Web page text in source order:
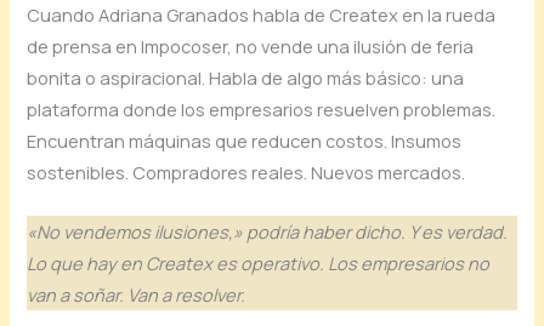
Cuando Adriana Granados habla de Createx en la rueda
de prensa en Impocoser, no vende una ilusión de feria
bonita o aspiracional. Habla de algo más básico: una
plataforma donde los empresarios resuelven problemas.
Encuentran máquinas que reducen costos. Insumos
sostenibles. Compradores reales. Nuevos mercados.
«No vendemos ilusiones,» podría haber dicho. Y es verdad.
Lo que hay en Createx es operativo. Los empresarios no
van a soñar. Van a resolver.